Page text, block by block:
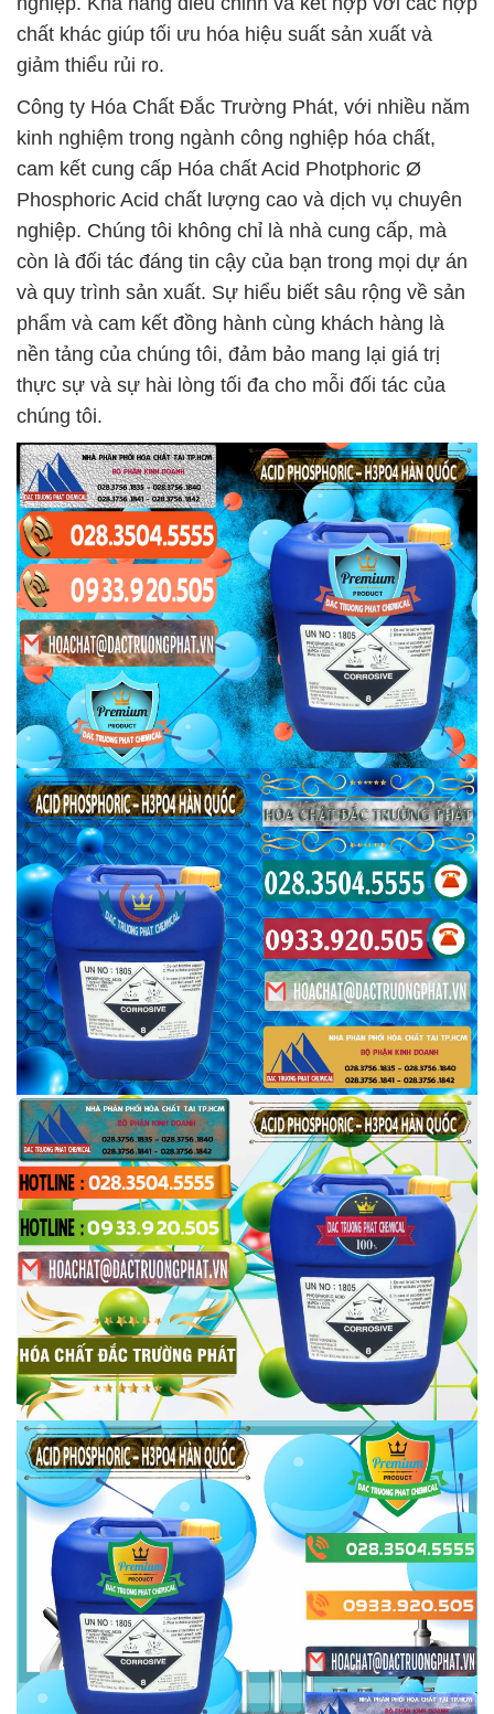
chất khác giúp tối ưu hóa hiệu suất sản xuất và
giảm thiểu rủi ro.
Công ty Hóa Chất Đắc Trường Phát, với nhiều năm
kinh nghiệm trong ngành công nghiệp hóa chất,
cam kết cung cấp Hóa chất Acid Photphoric Ø
Phosphoric Acid chất lượng cao và dịch vụ chuyên
nghiệp. Chúng tôi không chỉ là nhà cung cấp, mà
còn là đối tác đáng tin cậy của bạn trong mọi dự án
và quy trình sản xuất. Sự hiểu biết sâu rộng về sản
phẩm và cam kết đồng hành cùng khách hàng là
nền tảng của chúng tôi, đảm bảo mang lại giá trị
thực sự và sự hài lòng tối đa cho mỗi đối tác của
chúng tôi.